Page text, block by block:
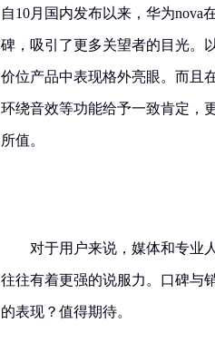
自10月国内发布以来，华为nova
碑，吸引了更多关望者的目光。
价位产品中表现格外亮眼。而且
环绕音效等功能给予一致肯定，
所值。
对于用户来说，媒体和专业
往往有着更强的说服力。口碑与
的表现？值得期待。